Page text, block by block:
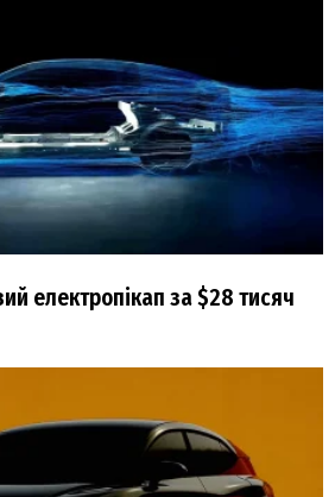
електропікап за $28 тисяч